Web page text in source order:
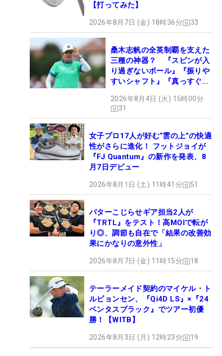
【打ってみた】
2026年8月7日 (金) 18時36分 33
桑木志帆の全英制覇を支えた
三種の神器？ 『スピンが入
り過ぎないボール』『振りや
すいシャフト』『真っすぐ飛
セッティング
2026年8月4日 (火) 15時00分
31
女子プロ17人が好む“雲の上”の快適
性がさらに進化！ フットジョイが
『FJ Quantum』の新作を発表、8
月7日デビュー
2026年8月1日 (土) 11時41分 51
パターこじらせギア担当2人が
『TRTL』をテスト！高MOIで転が
り◎、調節も自在で「結果の改善効
果にかなりの意外性」
2026年8月7日 (金) 11時15分 18
テーラーメイド契約のマイケル・ト
ルビョンセン、『Qi4D LS』×『24
ベンタスブラック』でツアー初優
勝！【WITB】
2026年8月3日 (月) 12時23分 19